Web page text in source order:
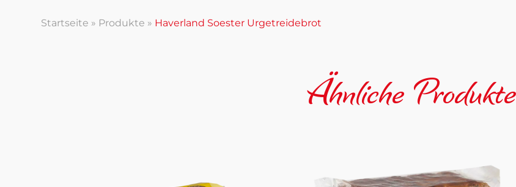
Startseite » Produkte » Haverland Soester Urgetreidebrot
Ähnliche Produkte